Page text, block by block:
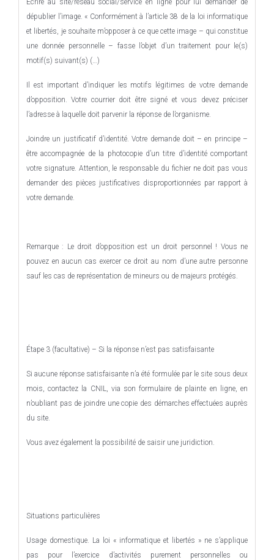
Écrire au site/réseau social/service en ligne pour lui demander de
dépublier l’image. « Conformément à l’article 38 de la loi informatique
et libertés, je souhaite m’opposer à ce que cette image – qui constitue
une donnée personnelle – fasse l’objet d’un traitement pour le(s)
motif(s) suivant(s) (…)
Il est important d’indiquer les motifs légitimes de votre demande
d’opposition. Votre courrier doit être signé et vous devez préciser
l’adresse à laquelle doit parvenir la réponse de l’organisme.
Joindre un justificatif d’identité. Votre demande doit – en principe –
être accompagnée de la photocopie d’un titre d’identité comportant
votre signature. Attention, le responsable du fichier ne doit pas vous
demander des pièces justificatives disproportionnées par rapport à
votre demande.
Remarque : Le droit d’opposition est un droit personnel ! Vous ne
pouvez en aucun cas exercer ce droit au nom d’une autre personne
sauf les cas de représentation de mineurs ou de majeurs protégés.
Étape 3 (facultative) – Si la réponse n’est pas satisfaisante
Si aucune réponse satisfaisante n’a été formulée par le site sous deux
mois, contactez la CNIL, via son formulaire de plainte en ligne, en
n’oubliant pas de joindre une copie des démarches effectuées auprès
du site.
Vous avez également la possibilité de saisir une juridiction.
Situations particulières
Usage domestique. La loi « informatique et libertés » ne s’applique
pas pour l’exercice d’activités purement personnelles ou